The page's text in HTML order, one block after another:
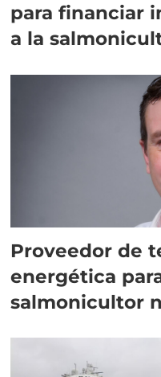
para financiar
a la
Proveedor de
energética
salmonicultor